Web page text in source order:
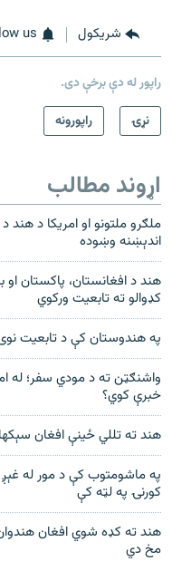
شريکول us
راپور له دې برخې دی.
نړۍ
راپورونه
اړوند مطالب
ملګرو ملتونو او امریکا د
اندېښنه وښوده
هند د افغانستان، پاکستان
کډوالو ته تابعیت ورکوي
په هندوستان کې د تابعیت
واشنګټن ته د مودي سفر؛ له
خبرې کوي؟
هند ته تللي ځینې افغان
په ماشومتوب کې د مور له
کورنۍ په لټه کې
هند ته کډه شوي افغان
مخ دي